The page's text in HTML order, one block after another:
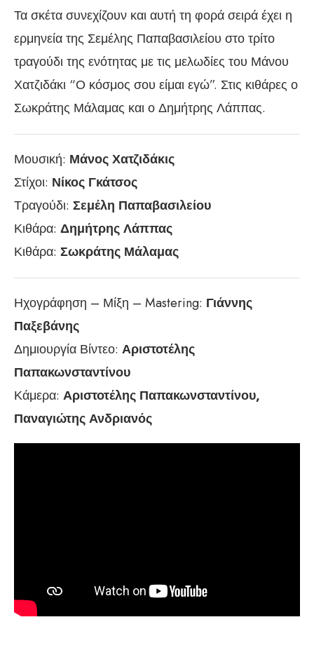
Τα σκέτα συνεχίζουν και αυτή τη φορά σειρά έχει η
ερμηνεία της Σεμέλης Παπαβασιλείου στο τρίτο
τραγούδι της ενότητας με τις μελωδίες του Μάνου
Χατζιδάκι “Ο κόσμος σου είμαι εγώ”. Στις κιθάρες ο
Σωκράτης Μάλαμας και ο Δημήτρης Λάππας.
Μουσική: Μάνος Χατζιδάκις
Στίχοι: Νίκος Γκάτσος
Τραγούδι: Σεμέλη Παπαβασιλείου
Κιθάρα: Δημήτρης Λάππας
Κιθάρα: Σωκράτης Μάλαμας
Ηχογράφηση – Μίξη – Mastering: Γιάννης
Παξεβάνης
Δημιουργία Βίντεο: Αριστοτέλης
Παπακωνσταντίνου
Κάμερα: Αριστοτέλης Παπακωνσταντίνου,
Παναγιώτης Ανδριανός